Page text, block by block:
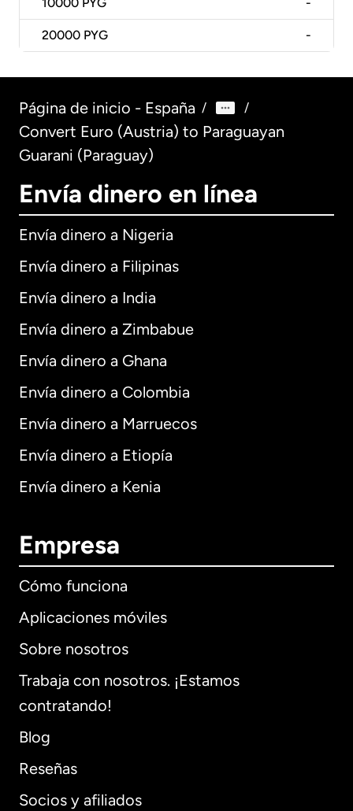
10000 PYG -
20000 PYG -
Página de inicio - España / /
Convert Euro (Austria) to Paraguayan
Guarani (Paraguay)
Envía dinero en línea
Envía dinero a Nigeria
Envía dinero a Filipinas
Envía dinero a India
Envía dinero a Zimbabue
Envía dinero a Ghana
Envía dinero a Colombia
Envía dinero a Marruecos
Envía dinero a Etiopía
Envía dinero a Kenia
Empresa
Cómo funciona
Aplicaciones móviles
Sobre nosotros
Trabaja con nosotros. ¡Estamos
contratando!
Blog
Reseñas
Socios y afiliados